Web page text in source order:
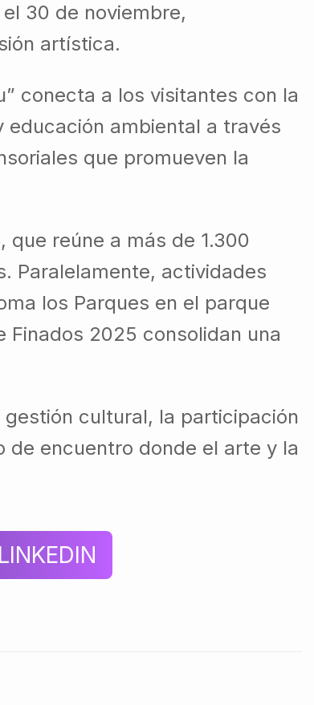
30 de noviembre,
artística.
conecta a los visitantes con la
ambiental a través
que promueven la
reúne a más de 1.300
Paralelamente, actividades
los Parques en el parque
Finados 2025 consolidan una
cultural, la participación
encuentro donde el arte y la
LINKEDIN